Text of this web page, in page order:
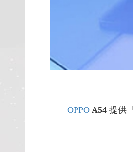
OPPO A54 提供「